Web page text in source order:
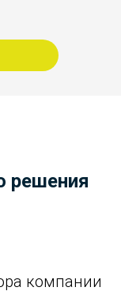
решения
компании